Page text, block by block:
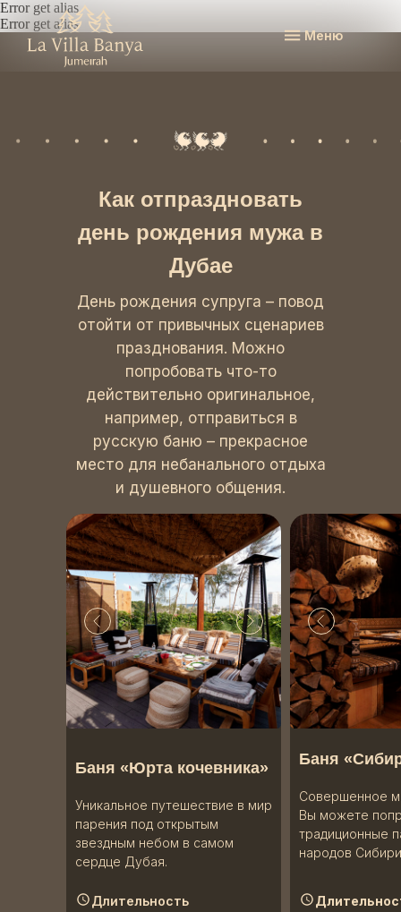
Меню
Error get alias
Error get alias
Как отпраздновать
день рождения мужа в
Дубае
День рождения супруга – повод
отойти от привычных сценариев
празднования. Можно
попробовать что-то
действительно оригинальное,
например, отправиться в
русскую баню – прекрасное
место для небанального отдыха
и душевного общения.
Баня
Совершенное
Вы можете
традиционные
народов
Длительность
Баня «Юрта кочевника»
Уникальное путешествие в мир
парения под открытым
звездным небом в самом
сердце Дубая.